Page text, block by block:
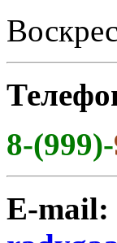
8-(999)-
E-mail: